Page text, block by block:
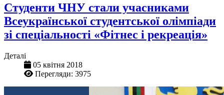
Студенти ЧНУ стали учасниками
Всеукраїнської студентської олімпіади
зі спеціальності «Фітнес і рекреація»
Деталі
05 квітня 2018
Перегляди: 3975